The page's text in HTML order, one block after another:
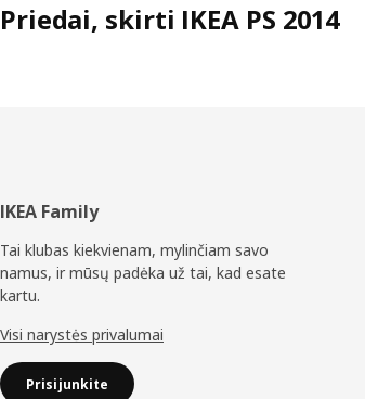
Priedai, skirti IKEA PS 2014
Poraštė
IKEA Family
Tai klubas kiekvienam, mylinčiam savo
namus, ir mūsų padėka už tai, kad esate
kartu.
Visi narystės privalumai
Prisijunkite